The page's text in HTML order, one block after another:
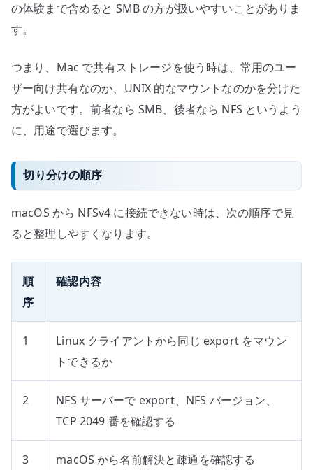
の体験まで含めると SMB の方が扱いやすいことがありま
す。
つまり、Mac で共有ストレージを使う時は、常用のユー
ザー向け共有なのか、UNIX 的なマウントなのかを分けた
方がよいです。前者なら SMB、後者なら NFS というよう
に、用途で選びます。
切り分けの順序
macOS から NFSv4 に接続できない時は、次の順序で見
ると整理しやすくなります。
順
序
確認内容
1
Linux クライアントから同じ export をマウン
トできるか
2
NFS サーバーで export、NFS バージョン、
TCP 2049 番を確認する
3 macOS から名前解決と疎通を確認する